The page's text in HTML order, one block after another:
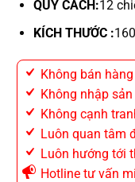
QUY CÁCH:12
KÍCH THƯỚC :
Không bán
Không nhập
Không cạnh
Luôn quan tâm
Luôn hướng tới
Hotline tư vấn